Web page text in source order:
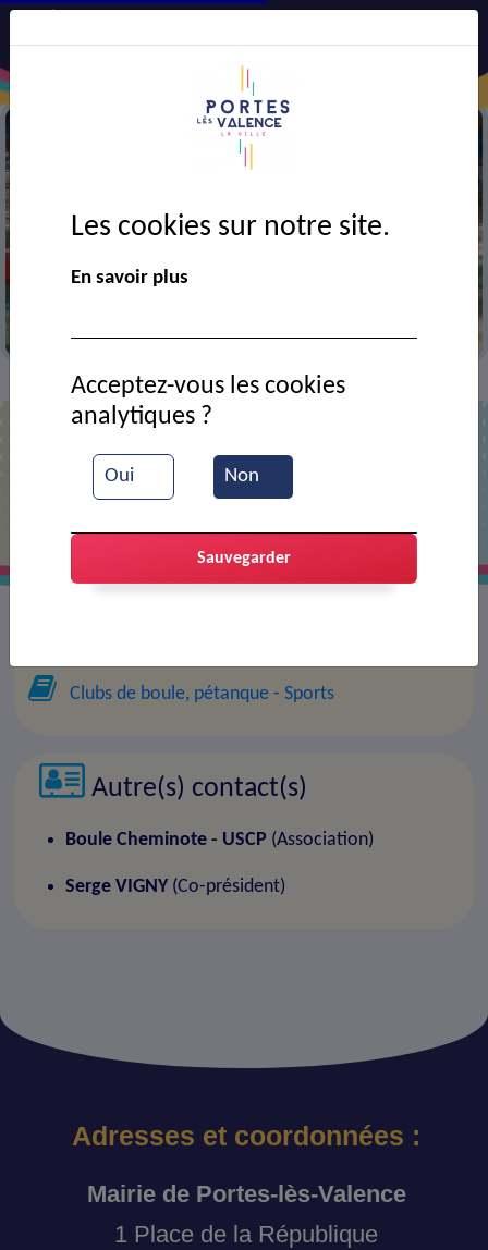
> Contact >Zaccaron Alain
M. Alain Zaccaron
Clubs de boule, pétanque - Sports
Autre(s) contact(s)
Boule Cheminote - USCP (Association)
Serge VIGNY(Co-président)
Adresses et coordonnées :
Mairie de Portes-lès-Valence
1 Place de la République
Les cookies sur notre site.
En savoir plus
Oui Non
Acceptez-vous les cookies
analytiques ?
Sauvegarder